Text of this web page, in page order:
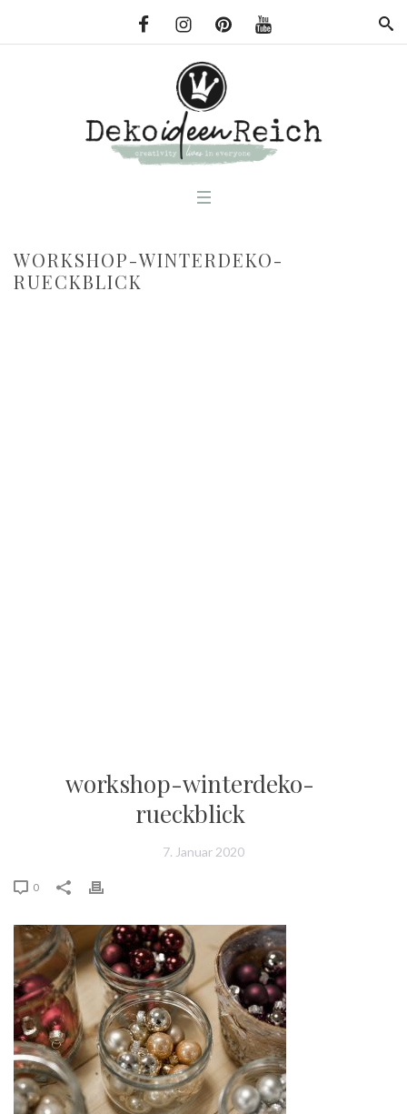
WORKSHOP-WINTERDEKO-
RUECKBLICK
workshop-winterdeko-
rueckblick
7. Januar 2020
0